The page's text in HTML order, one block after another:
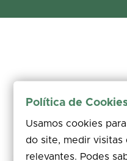
Política de
Usamos cookies
do site, medir visitas
relevantes. Podes